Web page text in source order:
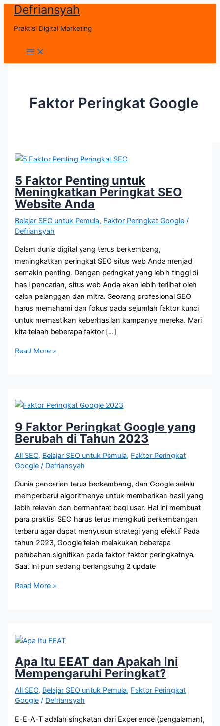
Skip
content
Defriansyah
Praktisi Digital Marketing
Main
Menu
Faktor Peringkat Google
5 Faktor Penting untuk
Meningkatkan Peringkat SEO
Website Anda
Belajar SEO untuk Pemula, Faktor Peringkat Google /
Defriansyah
Dalam dunia digital yang terus berkembang,
meningkatkan peringkat SEO situs web Anda menjadi
semakin penting. Dengan peringkat yang lebih tinggi di
hasil pencarian, situs web Anda akan lebih terlihat oleh
calon pelanggan dan mitra. Seorang profesional SEO
harus memahami dan fokus pada sejumlah faktor kunci
untuk memastikan keberhasilan kampanye mereka. Mari
kita telaah beberapa faktor […]
5
Meningkatkan
Peringkat
SEO
Website
Anda
Read More »
9 Faktor Peringkat Google yang
Berubah di Tahun 2023
All SEO, Belajar SEO untuk Pemula, Faktor Peringkat
Google / Defriansyah
Dunia pencarian terus berkembang, dan Google selalu
memperbarui algoritmenya untuk memberikan hasil yang
lebih relevan dan bermanfaat bagi user. Hal ini membuat
para praktisi SEO harus terus mengikuti perkembangan
terbaru agar dapat menyusun strategi yang efektif Pada
tahun 2023, Google telah melakukan beberapa
perubahan signifikan pada faktor-faktor peringkatnya.
Saat ini pun sedang berlangsung 2 update
9
Berubah
di
Tahun
2023
Read More »
Apa Itu EEAT dan Apakah Ini
Mempengaruhi Peringkat?
All SEO, Belajar SEO untuk Pemula, Faktor Peringkat
Google / Defriansyah
E-E-A-T adalah singkatan dari Experience (pengalaman),